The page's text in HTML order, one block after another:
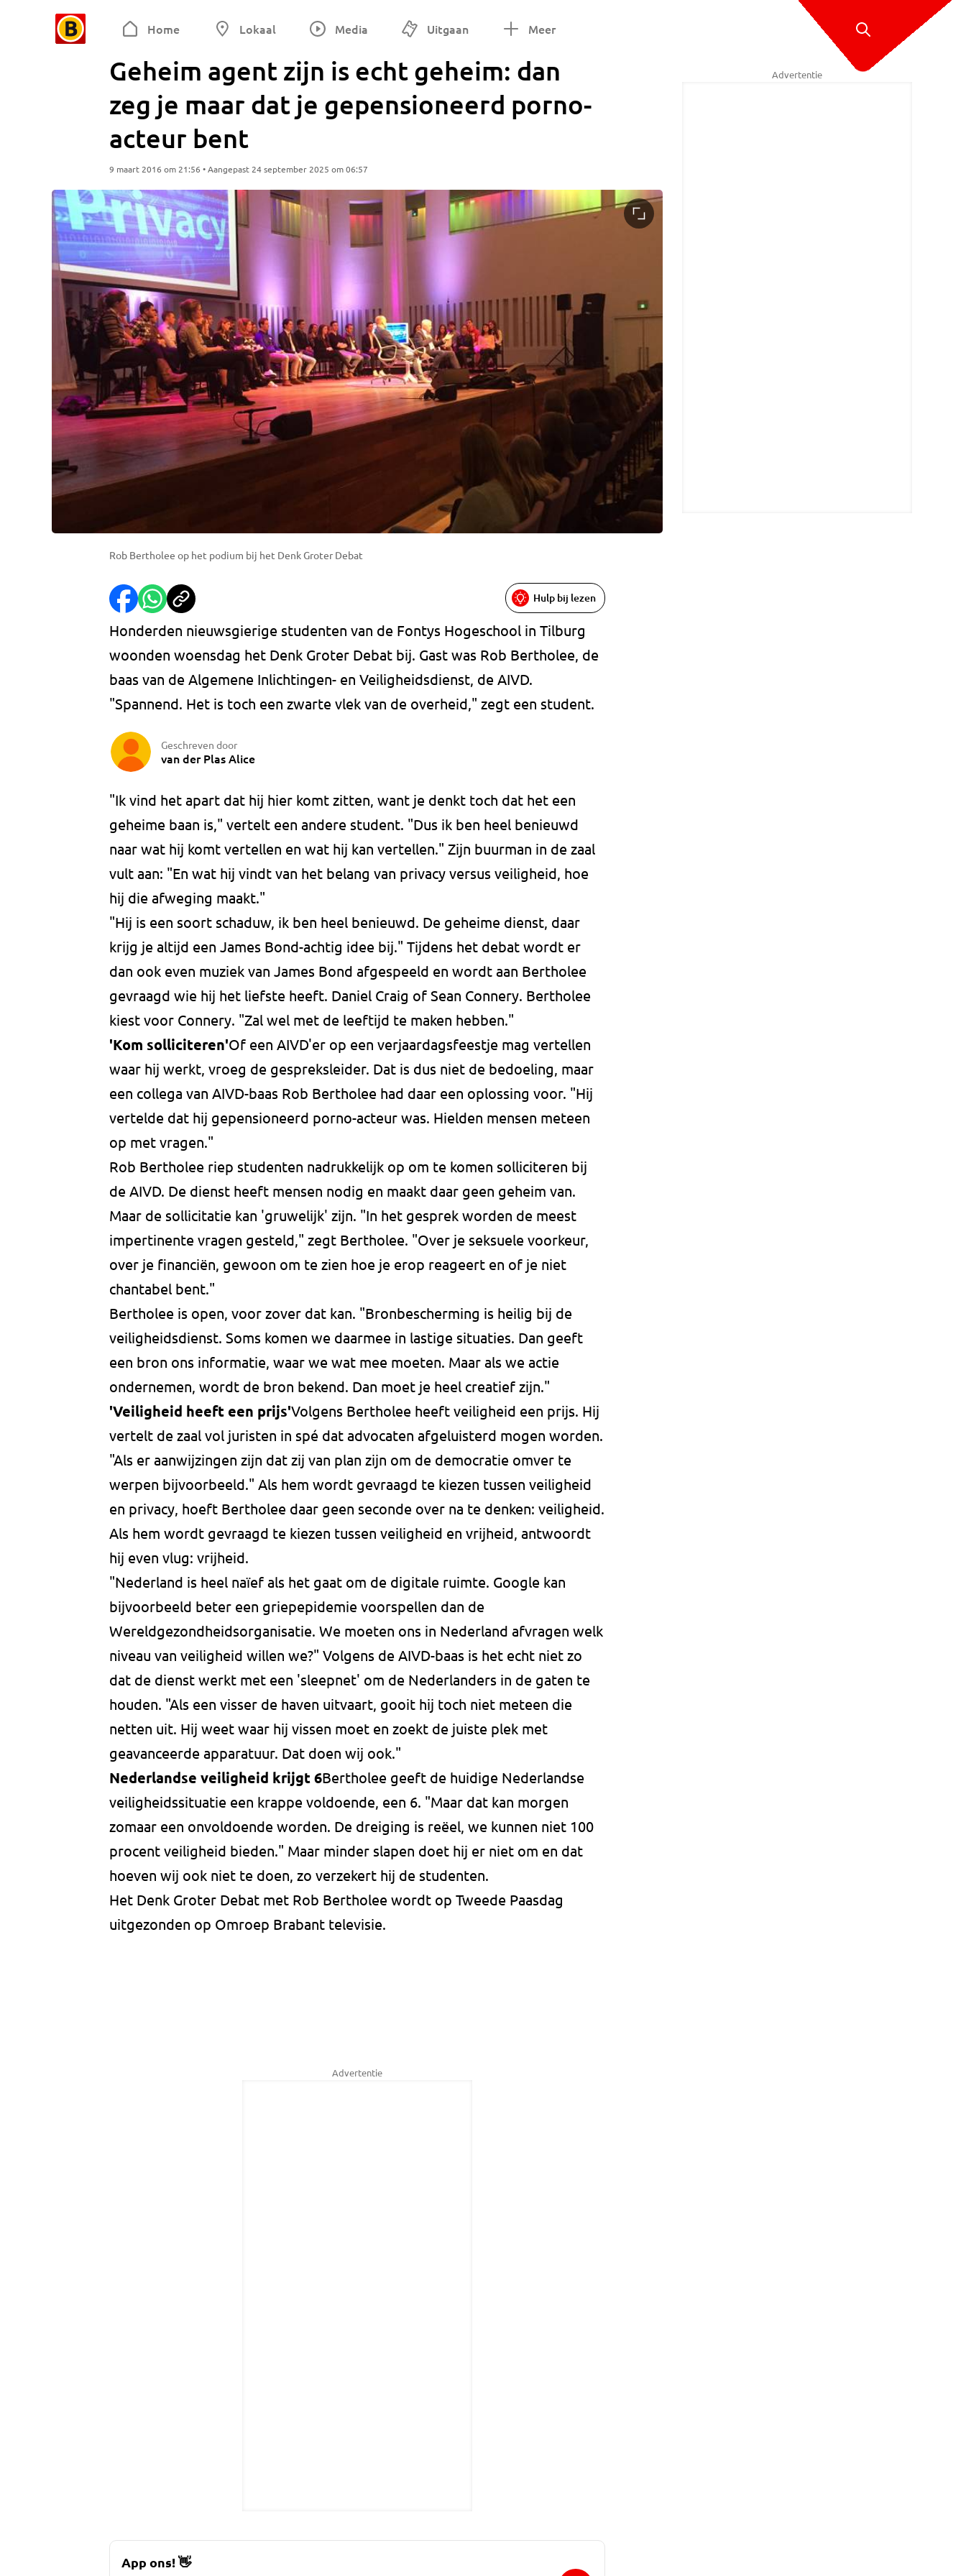
Home Lokaal Media Uitgaan Meer
Geheim agent zijn is echt geheim: dan
zeg je maar dat je gepensioneerd porno-
acteur bent
9 maart 2016 om 21:56 • Aangepast 24 september 2025 om 06:57
Rob Bertholee op het podium bij het Denk Groter Debat
Hulp bij lezen
Honderden nieuwsgierige studenten van de Fontys Hogeschool in Tilburg
woonden woensdag het Denk Groter Debat bij. Gast was Rob Bertholee, de
baas van de Algemene Inlichtingen- en Veiligheidsdienst, de AIVD.
"Spannend. Het is toch een zwarte vlek van de overheid," zegt een student.
Geschreven door
van der Plas Alice
"Ik vind het apart dat hij hier komt zitten, want je denkt toch dat het een
geheime baan is," vertelt een andere student. "Dus ik ben heel benieuwd
naar wat hij komt vertellen en wat hij kan vertellen." Zijn buurman in de zaal
vult aan: "En wat hij vindt van het belang van privacy versus veiligheid, hoe
hij die afweging maakt."
"Hij is een soort schaduw, ik ben heel benieuwd. De geheime dienst, daar
krijg je altijd een James Bond-achtig idee bij." Tijdens het debat wordt er
dan ook even muziek van James Bond afgespeeld en wordt aan Bertholee
gevraagd wie hij het liefste heeft. Daniel Craig of Sean Connery. Bertholee
kiest voor Connery. "Zal wel met de leeftijd te maken hebben."
'Kom solliciteren'Of een AIVD'er op een verjaardagsfeestje mag vertellen
waar hij werkt, vroeg de gespreksleider. Dat is dus niet de bedoeling, maar
een collega van AIVD-baas Rob Bertholee had daar een oplossing voor. "Hij
vertelde dat hij gepensioneerd porno-acteur was. Hielden mensen meteen
op met vragen."
Rob Bertholee riep studenten nadrukkelijk op om te komen solliciteren bij
de AIVD. De dienst heeft mensen nodig en maakt daar geen geheim van.
Maar de sollicitatie kan 'gruwelijk' zijn. "In het gesprek worden de meest
impertinente vragen gesteld," zegt Bertholee. "Over je seksuele voorkeur,
over je financiën, gewoon om te zien hoe je erop reageert en of je niet
chantabel bent."
Bertholee is open, voor zover dat kan. "Bronbescherming is heilig bij de
veiligheidsdienst. Soms komen we daarmee in lastige situaties. Dan geeft
een bron ons informatie, waar we wat mee moeten. Maar als we actie
ondernemen, wordt de bron bekend. Dan moet je heel creatief zijn."
'Veiligheid heeft een prijs'Volgens Bertholee heeft veiligheid een prijs. Hij
vertelt de zaal vol juristen in spé dat advocaten afgeluisterd mogen worden.
"Als er aanwijzingen zijn dat zij van plan zijn om de democratie omver te
werpen bijvoorbeeld." Als hem wordt gevraagd te kiezen tussen veiligheid
en privacy, hoeft Bertholee daar geen seconde over na te denken: veiligheid.
Als hem wordt gevraagd te kiezen tussen veiligheid en vrijheid, antwoordt
hij even vlug: vrijheid.
"Nederland is heel naïef als het gaat om de digitale ruimte. Google kan
bijvoorbeeld beter een griepepidemie voorspellen dan de
Wereldgezondheidsorganisatie. We moeten ons in Nederland afvragen welk
niveau van veiligheid willen we?" Volgens de AIVD-baas is het echt niet zo
dat de dienst werkt met een 'sleepnet' om de Nederlanders in de gaten te
houden. "Als een visser de haven uitvaart, gooit hij toch niet meteen die
netten uit. Hij weet waar hij vissen moet en zoekt de juiste plek met
geavanceerde apparatuur. Dat doen wij ook."
Nederlandse veiligheid krijgt 6Bertholee geeft de huidige Nederlandse
veiligheidssituatie een krappe voldoende, een 6. "Maar dat kan morgen
zomaar een onvoldoende worden. De dreiging is reëel, we kunnen niet 100
procent veiligheid bieden." Maar minder slapen doet hij er niet om en dat
hoeven wij ook niet te doen, zo verzekert hij de studenten.
Het Denk Groter Debat met Rob Bertholee wordt op Tweede Paasdag
uitgezonden op Omroep Brabant televisie.
Advertentie
Advertentie
App ons!👋